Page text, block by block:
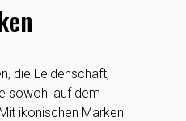
die Leidenschaft,
sowohl auf dem
ikonischen Marken